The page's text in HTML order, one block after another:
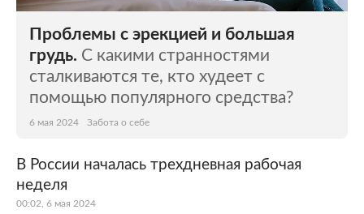
Проблемы с эрекцией и большая
грудь. С какими странностями
сталкиваются те, кто худеет с
помощью популярного средства?
6 мая 2024 Забота о себе
В России началась трехдневная рабочая
неделя
00:02, 6 мая 2024